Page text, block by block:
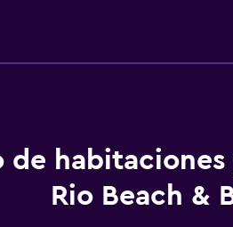
de
Rio Beach &